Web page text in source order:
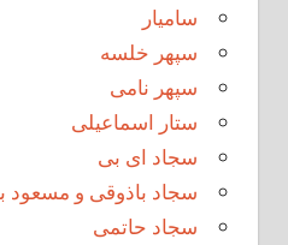
سامیار
سپهر خلسه
سپهر نامی
ستار اسماعیلی
سجاد ای بی
سجاد باذوقی و مسعود
سجاد حاتمی